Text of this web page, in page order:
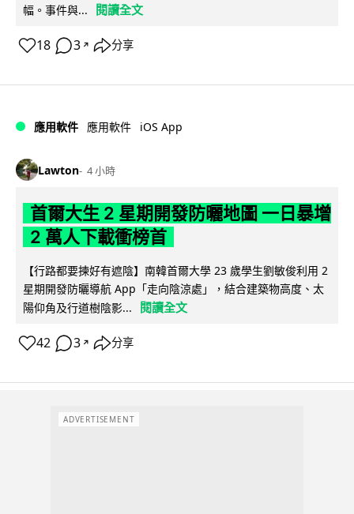
幅。事件與... 閱讀全文
18 3 ↗ 分享
應用軟件 應用軟件 iOS App
Lawton 4 小時
首爾大生 2 星期開發防曬地圖 一日暴增
2 萬人下載衝榜首
【行路都要揀好有遮陰】南韓首爾大學 23 歲學生劉敏俊利用 2
星期開發防曬導航 App「走向陰涼處」，結合建築物高度、太
陽仰角及行道樹陰影...
閱讀全文
42 3 ↗ 分享
ADVERTISEMENT